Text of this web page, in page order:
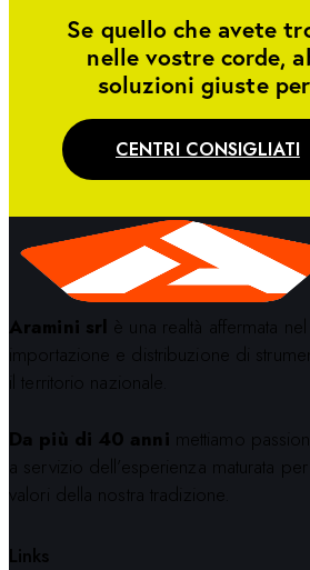
Se quello che avete
nelle vostre corde,
soluzioni giuste
CENTRI CONSIGLIATI
Aramini srl è una realtà affermata
importazione e distribuzione di
il territorio nazionale.
Da più di 40 anni mettiamo
a servizio dell’esperienza maturata
valori della nostra tradizione.
Links